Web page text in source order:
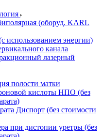
(оборуд. KARL
использованием энергии)
канала
лазерный
полости матки
кислоты НПО (без
Диспорт (без стоимости
при дистопии уретры (без